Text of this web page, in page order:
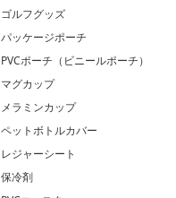
ゴルフグッズ
パッケージポーチ
PVCポーチ（ビニールポーチ）
マグカップ
メラミンカップ
ペットボトルカバー
レジャーシート
保冷剤